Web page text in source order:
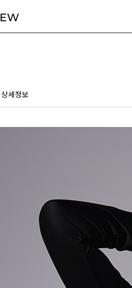
상세정보